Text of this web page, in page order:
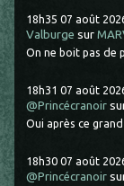
18h35 07 août
Valburge sur
On ne boit pas de
18h31 07 août
@Princécranoir
Oui après ce
18h30 07 août
@Princécranoir